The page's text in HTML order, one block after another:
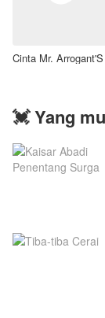
Cinta Mr. Arrogant'S
💓 Yang